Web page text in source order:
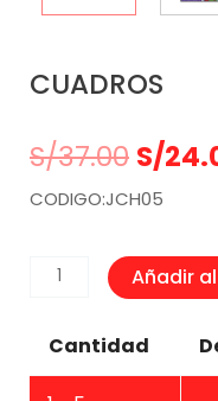
CUADROS
S/37.00 S/
CODIGO:JCH05
CUADROS Añadir
Cantidad